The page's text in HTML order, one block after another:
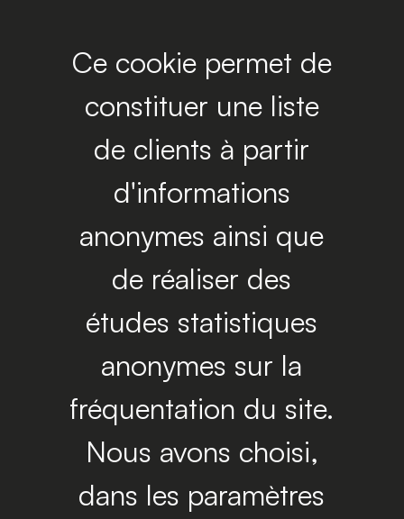
Ce cookie permet de
constituer une liste
de clients à partir
d'informations
anonymes ainsi que
de réaliser des
études statistiques
anonymes sur la
fréquentation du site.
Nous avons choisi,
dans les paramètres